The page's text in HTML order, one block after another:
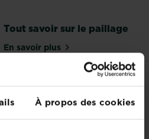
À propos des cookies
Tout savoir sur le paillage
En savoir plussur Tout savoir sur le
Les maladies et parasites